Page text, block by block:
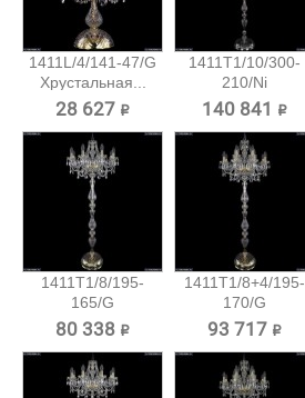
1411L/4/141-47/G
Хрустальная...
28 627 ₽
1411T1/10/300-
210/Ni
Хрустальный...
140 841 ₽
1411T1/8/195-
165/G
Хрустальный
80 338 ₽
1411T1/8+4/195-
170/G
Хрустальный...
93 717 ₽